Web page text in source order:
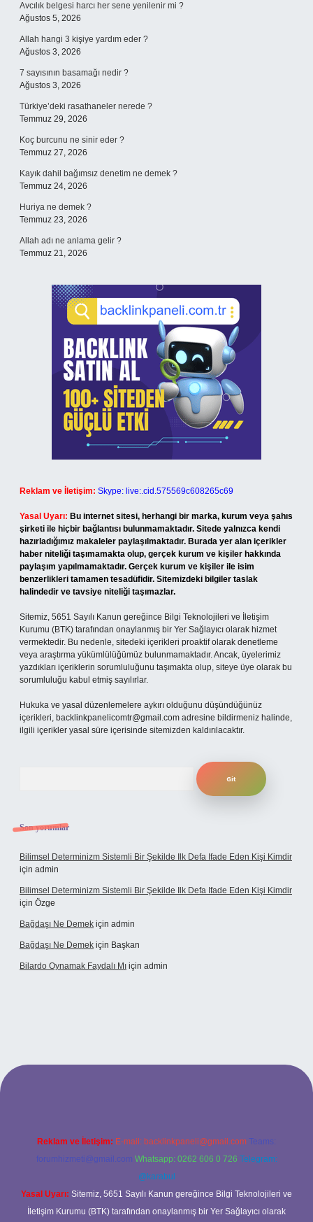
Avcılık belgesi harcı her sene yenilenir mi ?
Ağustos 5, 2026
Allah hangi 3 kişiye yardım eder ?
Ağustos 3, 2026
7 sayısının basamağı nedir ?
Ağustos 3, 2026
Türkiye’deki rasathaneler nerede ?
Temmuz 29, 2026
Koç burcunu ne sinir eder ?
Temmuz 27, 2026
Kayık dahil bağımsız denetim ne demek ?
Temmuz 24, 2026
Huriya ne demek ?
Temmuz 23, 2026
Allah adı ne anlama gelir ?
Temmuz 21, 2026
Reklam ve İletişim: Skype: live:.cid.575569c608265c69
Yasal Uyarı: Bu internet sitesi, herhangi bir marka, kurum veya şahıs
şirketi ile hiçbir bağlantısı bulunmamaktadır. Sitede yalnızca kendi
hazırladığımız makaleler paylaşılmaktadır. Burada yer alan içerikler
haber niteliği taşımamakta olup, gerçek kurum ve kişiler hakkında
paylaşım yapılmamaktadır. Gerçek kurum ve kişiler ile isim
benzerlikleri tamamen tesadüfidir. Sitemizdeki bilgiler taslak
halindedir ve tavsiye niteliği taşımazlar.
Sitemiz, 5651 Sayılı Kanun gereğince Bilgi Teknolojileri ve İletişim
Kurumu (BTK) tarafından onaylanmış bir Yer Sağlayıcı olarak hizmet
vermektedir. Bu nedenle, sitedeki içerikleri proaktif olarak denetleme
veya araştırma yükümlülüğümüz bulunmamaktadır. Ancak, üyelerimiz
yazdıkları içeriklerin sorumluluğunu taşımakta olup, siteye üye olarak bu
sorumluluğu kabul etmiş sayılırlar.
Hukuka ve yasal düzenlemelere aykırı olduğunu düşündüğünüz
içerikleri, backlinkpanelicomtr@gmail.com adresine bildirmeniz halinde,
ilgili içerikler yasal süre içerisinde sitemizden kaldırılacaktır.
Son yorumlar
Bilimsel Determinizm Sistemli Bir Şekilde Ilk Defa Ifade Eden Kişi Kimdir
için admin
Bilimsel Determinizm Sistemli Bir Şekilde Ilk Defa Ifade Eden Kişi Kimdir
için Özge
Bağdaşı Ne Demek için admin
Bağdaşı Ne Demek için Başkan
Bilardo Oynamak Faydalı Mı için admin
bahis sitesi
Reklam ve İletişim: E-mail: backlinkpaneli@gmail.com Teams:
forumhizmeti@gmail.com Whatsapp: 0262 606 0 726 Telegram:
@karabul
Yasal Uyarı: Sitemiz, 5651 Sayılı Kanun gereğince Bilgi Teknolojileri ve
İletişim Kurumu (BTK) tarafından onaylanmış bir Yer Sağlayıcı olarak